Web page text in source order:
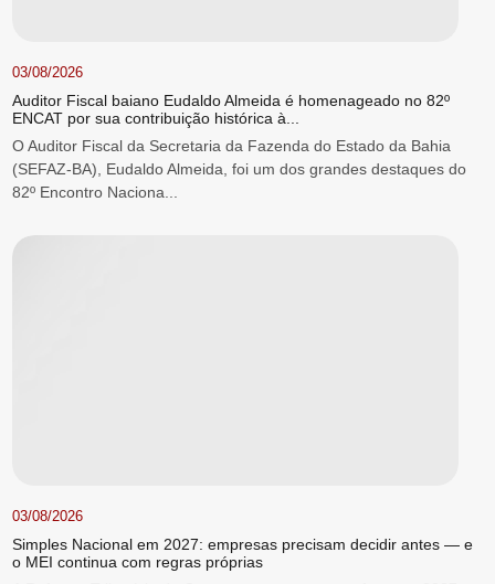
03/08/2026
Auditor Fiscal baiano Eudaldo Almeida é homenageado no 82º
ENCAT por sua contribuição histórica à...
O Auditor Fiscal da Secretaria da Fazenda do Estado da Bahia
(SEFAZ-BA), Eudaldo Almeida, foi um dos grandes destaques do
82º Encontro Naciona...
03/08/2026
Simples Nacional em 2027: empresas precisam decidir antes — e
o MEI continua com regras próprias